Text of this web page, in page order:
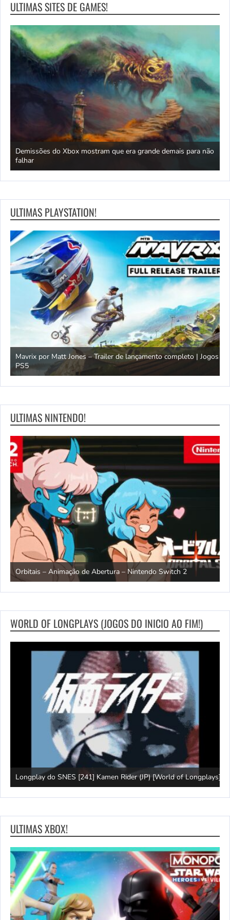
ULTIMAS SITES DE GAMES!
Demissões do Xbox mostram que era grande demais para não
falhar
ULTIMAS PLAYSTATION!
Mavrix por Matt Jones – Trailer de lançamento completo | Jogos
PS5
ULTIMAS NINTENDO!
Orbitais – Animação de Abertura – Nintendo Switch 2
WORLD OF LONGPLAYS (JOGOS DO INICIO AO FIM!)
Longplay do SNES [241] Kamen Rider (JP) [World of Longplays]
ULTIMAS XBOX!